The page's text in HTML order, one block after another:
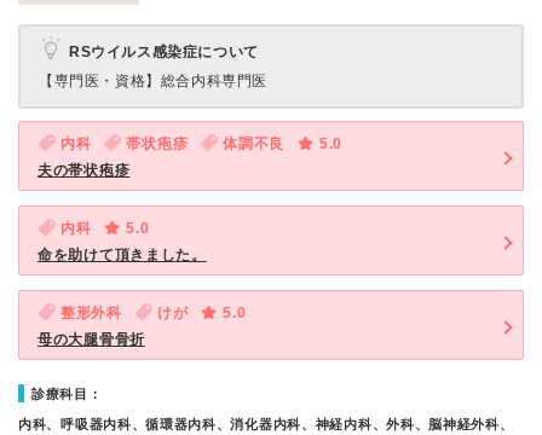
RSウイルス感染症について
【専門医・資格】 総合内科専門医
内科 帯状疱疹 体調不良
5.0
夫の帯状疱疹
内科
5.0
命を助けて頂きました。
整形外科 けが
5.0
母の大腿骨骨折
診療科目：
内科、呼吸器内科、循環器内科、消化器内科、神経内科、外科、脳神経外科、